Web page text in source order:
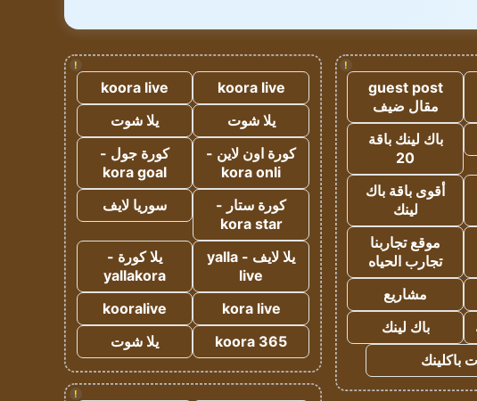
!
guest post
مقال ضيف
باك لينك باقة
20
أقوى باقة باك
لينك
موقع تجاربنا
تجارب الحياه
مشاريع
باك لينك
باكلينك
!
koora live
koora live
يلا شوت
يلا شوت
كورة اون لاين -
kora onli
كورة جول -
kora goal
كورة ستار -
kora star
سوريا لايف
يلا لايف - yalla
live
يلا كورة -
yallakora
kora live
kooralive
koora 365
يلا شوت
!